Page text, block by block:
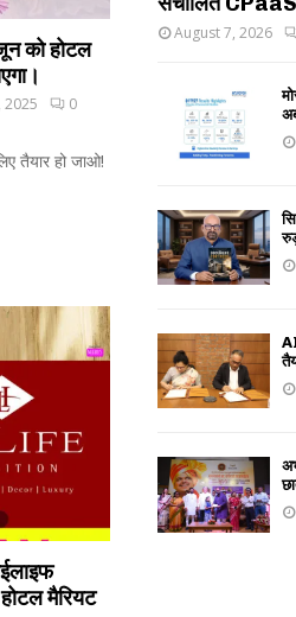
को होटल
2025
0
तैयार हो जाओ!
मैरियट
August 7, 2026